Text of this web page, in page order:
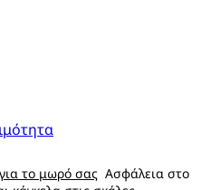
το μωρό σας Ασφάλεια στο